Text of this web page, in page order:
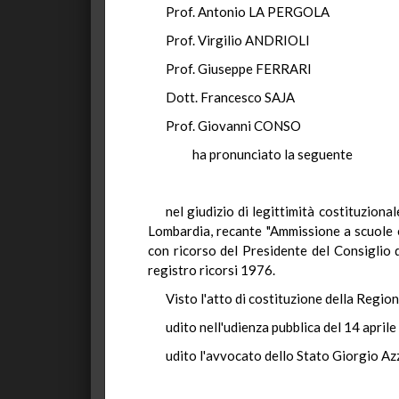
Prof. Antonio LA PERGOLA
Prof. Virgilio ANDRIOLI
Prof. Giuseppe FERRARI
Dott. Francesco SAJA
Prof. Giovanni CONSO
ha pronunciato la seguente
nel giudizio di legittimità
Lombardia, recante "Ammissione a
con ricorso del Presidente del
registro ricorsi 1976.
Visto l'atto di costituzione della
udito nell'udienza pubblica del 14
udito l'avvocato dello Stato Giorgio